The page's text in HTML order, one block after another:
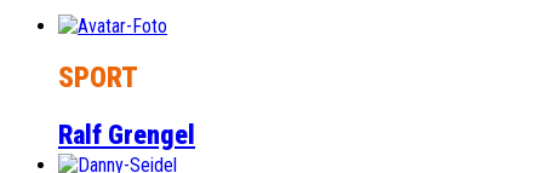
SPORT
Ralf Grengel